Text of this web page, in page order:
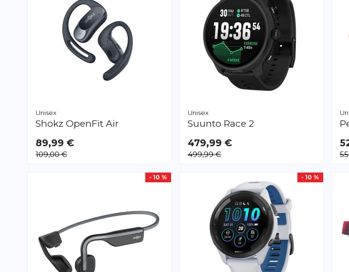
Unisex
Shokz OpenFit Air
89,99 €
109,00 €
Unisex
Suunto Race 2
479,99 €
499,99 €
- 10 % - 10 %